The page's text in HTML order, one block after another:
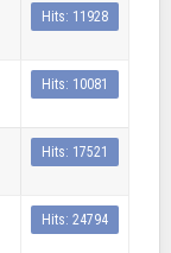
Hits: 11928
Hits: 10081
Hits: 17521
Hits: 24794